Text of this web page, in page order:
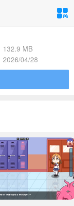
模拟经营
1百+款手游
132.9 MB
2026/04/28